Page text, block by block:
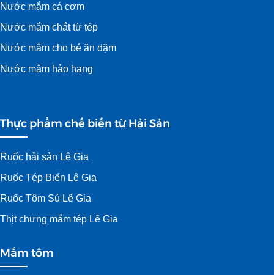
Nước mắm cá cơm
Nước mắm chắt từ tép
Nước mắm cho bé ăn dặm
Nước mắm hảo hạng
Thực phẩm chế biến từ Hải Sản
Ruốc hải sản Lê Gia
Ruốc Tép Biển Lê Gia
Ruốc Tôm Sú Lê Gia
Thịt chưng mắm tép Lê Gia
Mắm tôm